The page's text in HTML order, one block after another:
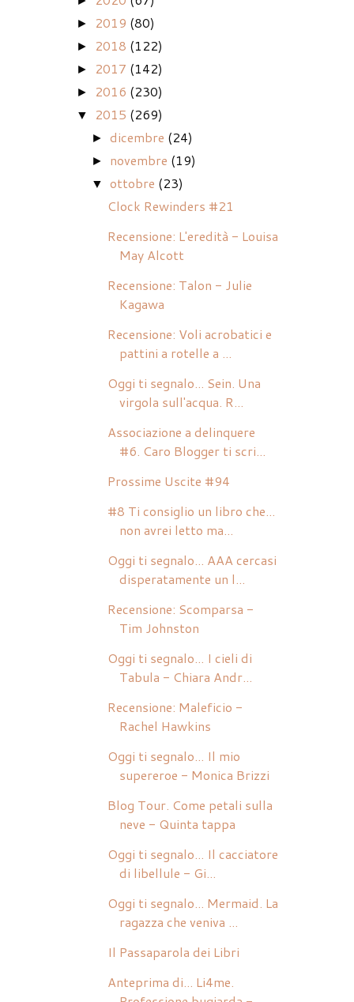
► 2019 (80)
► 2018 (122)
► 2017 (142)
► 2016 (230)
▼ 2015 (269)
►dicembre (24)
► novembre (19)
▼ ottobre (23)
Clock Rewinders #21
Recensione: L'eredità - Louisa
May Alcott
Recensione: Talon - Julie
Kagawa
Recensione: Voli acrobatici e
pattini a rotelle a ...
Oggi ti segnalo... Sein. Una
virgola sull'acqua. R...
Associazione a delinquere
#6. Caro Blogger ti scri...
Prossime Uscite #94
#8 Ti consiglio un libro che...
non avrei letto ma...
Oggi ti segnalo... AAA cercasi
disperatamente un l...
Recensione: Scomparsa -
Tim Johnston
Oggi ti segnalo... I cieli di
Tabula - Chiara Andr...
Recensione: Maleficio -
Rachel Hawkins
Oggi ti segnalo... Il mio
supereroe - Monica Brizzi
Blog Tour. Come petali sulla
neve - Quinta tappa
Oggi ti segnalo... Il cacciatore
di libellule - Gi...
Oggi ti segnalo... Mermaid. La
ragazza che veniva ...
Il Passaparola dei Libri
Anteprima di... Li4me.